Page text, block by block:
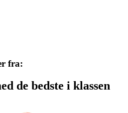
fra:
de bedste i klassen